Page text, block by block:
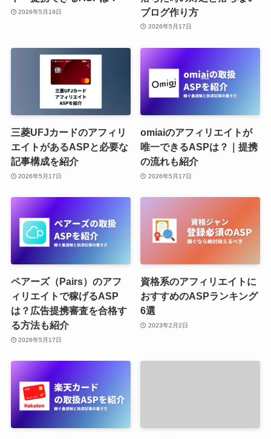
2026年5月19日
ブログ作り方
2026年5月17日
三菱UFJカードのアフィリ
エイトがあるASPと必要な
記事構成を紹介
2026年5月17日
omiaiのアフィリエイトが
唯一できるASPは？｜提携
の流れも紹介
2026年5月17日
ペアーズ（Pairs）のアフ
ィリエイトで稼げるASP
は？広告提携審査を合格す
る方法も紹介
2026年5月17日
資格系のアフィリエイトに
おすすめのASPランキング
6選
2023年2月2日